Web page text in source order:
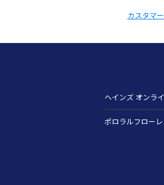
カスタマ
ヘインズ オンラ
ポロラルフロー